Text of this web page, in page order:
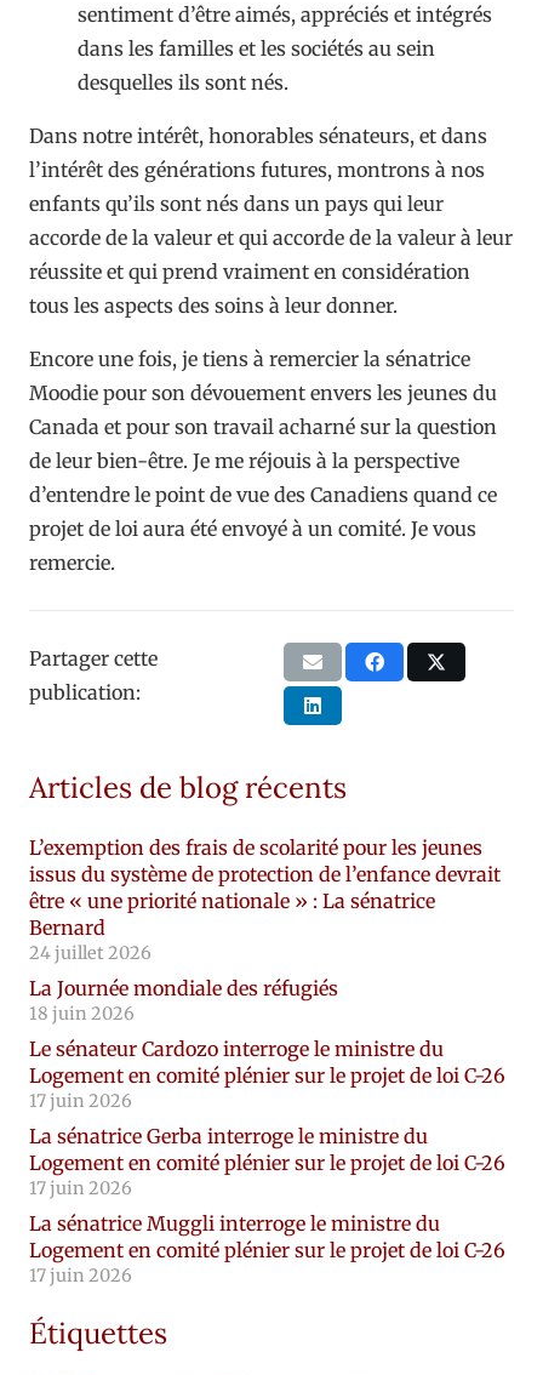
sentiment d’être aimés, appréciés et intégrés
dans les familles et les sociétés au sein
desquelles ils sont nés.
Dans notre intérêt, honorables sénateurs, et dans
l’intérêt des générations futures, montrons à nos
enfants qu’ils sont nés dans un pays qui leur
accorde de la valeur et qui accorde de la valeur à leur
réussite et qui prend vraiment en considération
tous les aspects des soins à leur donner.
Encore une fois, je tiens à remercier la sénatrice
Moodie pour son dévouement envers les jeunes du
Canada et pour son travail acharné sur la question
de leur bien-être. Je me réjouis à la perspective
d’entendre le point de vue des Canadiens quand ce
projet de loi aura été envoyé à un comité. Je vous
remercie.
Partager cette
publication:
Articles de blog récents
L’exemption des frais de scolarité pour les jeunes
issus du système de protection de l’enfance devrait
être « une priorité nationale » : La sénatrice
Bernard
24 juillet 2026
La Journée mondiale des réfugiés
18 juin 2026
Le sénateur Cardozo interroge le ministre du
Logement en comité plénier sur le projet de loi C-26
17 juin 2026
La sénatrice Gerba interroge le ministre du
Logement en comité plénier sur le projet de loi C-26
17 juin 2026
La sénatrice Muggli interroge le ministre du
Logement en comité plénier sur le projet de loi C-26
17 juin 2026
Étiquettes